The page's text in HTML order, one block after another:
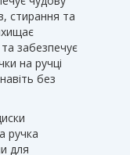
стирання та
забезпечує
на ручці
без
ручка
для